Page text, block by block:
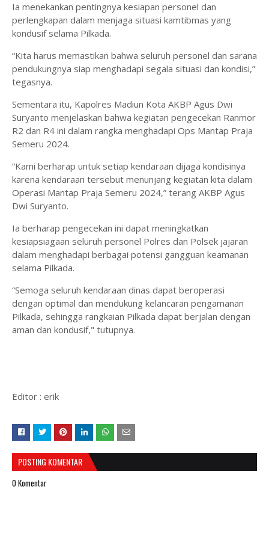
Ia menekankan pentingnya kesiapan personel dan
perlengkapan dalam menjaga situasi kamtibmas yang
kondusif selama Pilkada.
“Kita harus memastikan bahwa seluruh personel dan sarana
pendukungnya siap menghadapi segala situasi dan kondisi,”
tegasnya.
Sementara itu, Kapolres Madiun Kota AKBP Agus Dwi
Suryanto menjelaskan bahwa kegiatan pengecekan Ranmor
R2 dan R4 ini dalam rangka menghadapi Ops Mantap Praja
Semeru 2024.
“Kami berharap untuk setiap kendaraan dijaga kondisinya
karena kendaraan tersebut menunjang kegiatan kita dalam
Operasi Mantap Praja Semeru 2024,” terang AKBP Agus
Dwi Suryanto.
Ia berharap pengecekan ini dapat meningkatkan
kesiapsiagaan seluruh personel Polres dan Polsek jajaran
dalam menghadapi berbagai potensi gangguan keamanan
selama Pilkada.
“Semoga seluruh kendaraan dinas dapat beroperasi
dengan optimal dan mendukung kelancaran pengamanan
Pilkada, sehingga rangkaian Pilkada dapat berjalan dengan
aman dan kondusif," tutupnya.
Editor : erik
POSTING KOMENTAR
0 Komentar